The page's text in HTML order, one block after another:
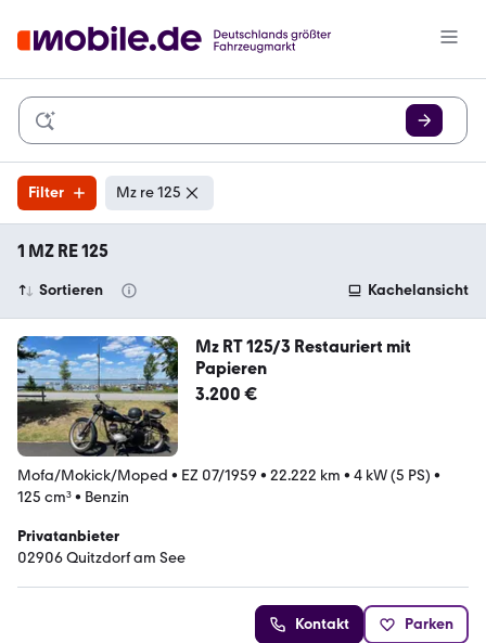
Filter Mz re 125
1 MZ RE 125
Sortieren Kachelansicht
Mz RT 125/3 Restauriert mit
Papieren
3.200 €
Mofa/Mokick/Moped • EZ 07/1959 • 22.222 km • 4 kW (5 PS) •
125 cm³• Benzin
Privatanbieter
02906 Quitzdorf am See
Kontakt Parken